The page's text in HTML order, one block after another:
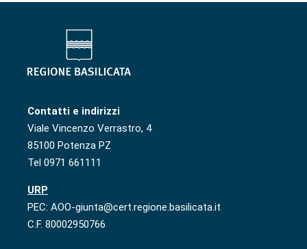
Contatti e indirizzi
Viale Vincenzo Verrastro, 4
85100 Potenza PZ
Tel 0971 661111
URP
PEC: AOO-giunta@cert.regione.basilicata.it
C.F. 80002950766